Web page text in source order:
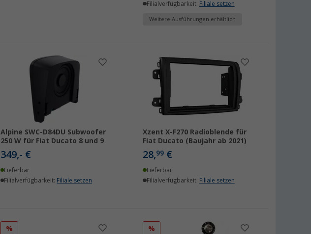
Filialverfügbarkeit: Filiale setzen
Weitere Ausführungen erhältlich
Alpine SWC-D84DU Subwoofer
250 W für Fiat Ducato 8 und 9
349,- €
Lieferbar
Filialverfügbarkeit: Filiale setzen
Xzent X-F270 Radioblende für
Fiat Ducato (Baujahr ab 2021)
28,99 €
Lieferbar
Filialverfügbarkeit: Filiale setzen
% %